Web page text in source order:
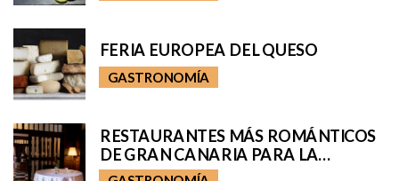
FERIA EUROPEA DEL QUESO
GASTRONOMÍA
RESTAURANTES MÁS ROMÁNTICOS
DE GRAN CANARIA PARA LA
VELADA PERFECTA